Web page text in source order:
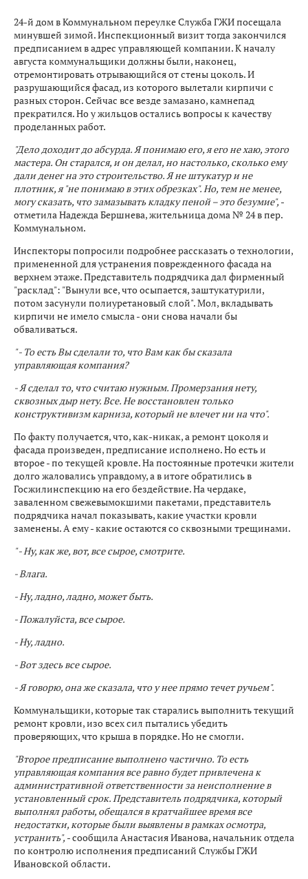
24-й дом в Коммунальном переулке Служба ГЖИ посещала
минувшей зимой. Инспекционный визит тогда закончился
предписанием в адрес управляющей компании. К началу
августа коммунальщики должны были, наконец,
отремонтировать отрывающийся от стены цоколь. И
разрушающийся фасад, из которого вылетали кирпичи с
разных сторон. Сейчас все везде замазано, камнепад
прекратился. Но у жильцов остались вопросы к качеству
проделанных работ.
"Дело доходит до абсурда. Я понимаю его, я его не хаю, этого
мастера. Он старался, и он делал, но настолько, сколько ему
дали денег на это строительство. Я не штукатур и не
плотник, я "не понимаю в этих обрезках". Но, тем не менее,
могу сказать, что замазывать кладку пеной – это безумие", -
отметила Надежда Бершнева, жительница дома № 24 в пер.
Коммунальном.
Инспекторы попросили подробнее рассказать о технологии,
примененной для устранения поврежденного фасада на
верхнем этаже. Представитель подрядчика дал фирменный
"расклад": "Вынули все, что осыпается, заштукатурили,
потом засунули полиуретановый слой". Мол, вкладывать
кирпичи не имело смысла - они снова начали бы
обваливаться.
" - То есть Вы сделали то, что Вам как бы сказала
управляющая компания?
- Я сделал то, что считаю нужным. Промерзания нету,
сквозных дыр нету. Все. Не восстановлен только
конструктивизм карниза, который не влечет ни на что".
По факту получается, что, как-никак, а ремонт цоколя и
фасада произведен, предписание исполнено. Но есть и
второе - по текущей кровле. На постоянные протечки жители
долго жаловались управдому, а в итоге обратились в
Госжилинспекцию на его бездействие. На чердаке,
заваленном свежевымокшими пакетами, представитель
подрядчика начал показывать, какие участки кровли
заменены. А ему - какие остаются со сквозными трещинами.
" - Ну, как же, вот, все сырое, смотрите.
- Влага.
- Ну, ладно, ладно, может быть.
- Пожалуйста, все сырое.
- Ну, ладно.
- Вот здесь все сырое.
- Я говорю, она же сказала, что у нее прямо течет ручьем".
Коммунальщики, которые так старались выполнить текущий
ремонт кровли, изо всех сил пытались убедить
проверяющих, что крыша в порядке. Но не смогли.
"Второе предписание выполнено частично. То есть
управляющая компания все равно будет привлечена к
административной ответственности за неисполнение в
установленный срок. Представитель подрядчика, который
выполнял работы, обещался в кратчайшее время все
недостатки, которые были выявлены в рамках осмотра,
устранить", - сообщила Анастасия Иванова, начальник отдела
по контролю исполнения предписаний Службы ГЖИ
Ивановской области.